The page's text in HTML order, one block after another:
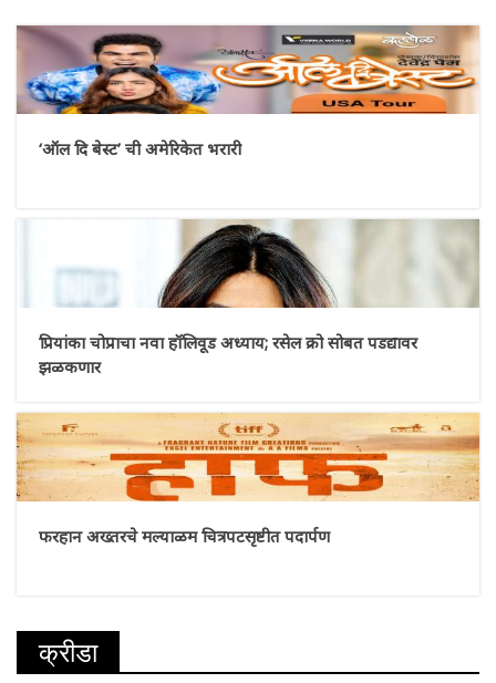
‘ऑल दि बेस्ट’ ची अमेरिकेत भरारी
प्रियांका चोप्राचा नवा हॉलिवूड अध्याय; रसेल क्रो सोबत पडद्यावर
झळकणार
फरहान अख्तरचे मल्याळम चित्रपटसृष्टीत पदार्पण
क्रीडा